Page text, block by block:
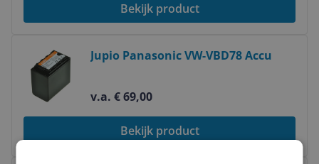
Bekijk product
Jupio Panasonic VW-VBD78 Accu
v.a. € 69,00
Bekijk product